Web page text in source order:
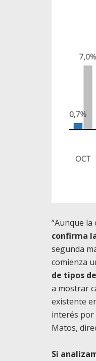
“Aunque
confirma
segunda
comienza
de tipos
a mostrar
existente
interés por
Matos,
Si